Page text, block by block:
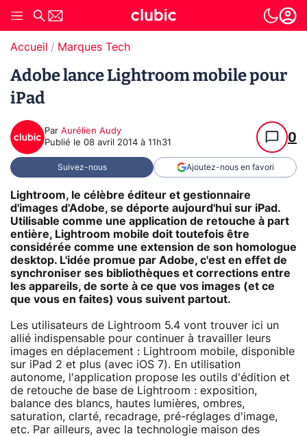
Accueil Marques Tech
Adobe lance Lightroom mobile pour
iPad
Par Aurélien Audy
Publié le 08 avril 2014 à 11h31 0
Suivez-nous Ajoutez-nous en favori
Lightroom, le célèbre éditeur et gestionnaire
d'images d'Adobe, se déporte aujourd'hui sur iPad.
Utilisable comme une application de retouche à part
entière, Lightroom mobile doit toutefois être
considérée comme une extension de son homologue
desktop. L'idée promue par Adobe, c'est en effet de
synchroniser ses bibliothèques et corrections entre
les appareils, de sorte à ce que vos images (et ce
que vous en faites) vous suivent partout.
Les utilisateurs de Lightroom 5.4 vont trouver ici un
allié indispensable pour continuer à travailler leurs
images en déplacement : Lightroom mobile, disponible
sur iPad 2 et plus (avec iOS 7). En utilisation
autonome, l'application propose les outils d'édition et
de retouche de base de Lightroom : exposition,
balance des blancs, hautes lumières, ombres,
saturation, clarté, recadrage, pré-réglages d'image,
etc. Par ailleurs, avec la technologie maison des